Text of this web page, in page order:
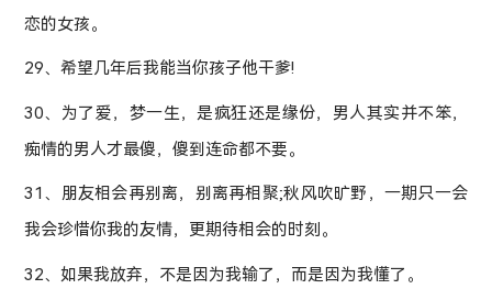
恋的女孩。
29、希望几年后我能当你孩子他干爹!
30、为了爱，梦一生，是疯狂还是缘份，男人其实并不笨，
痴情的男人才最傻，傻到连命都不要。
31、朋友相会再别离，别离再相聚;秋风吹旷野，一期只一会
我会珍惜你我的友情，更期待相会的时刻。
32、如果我放弃，不是因为我输了，而是因为我懂了。